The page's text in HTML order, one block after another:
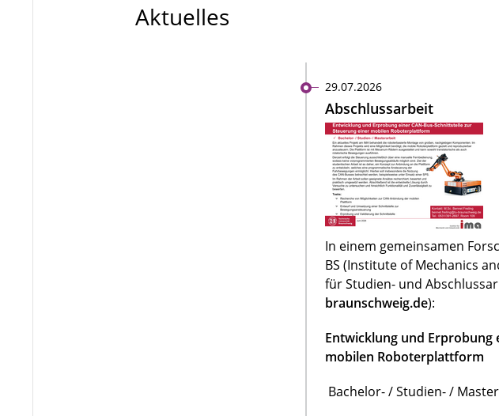
Aktuelles
29.07.2026
Abschlussarbeit
In einem gemeinsamen
BS (Institute of Mechanics
für Studien- und
braunschweig.de):
Entwicklung und Erprobung
mobilen Roboterplattform
Bachelor- / Studien- /